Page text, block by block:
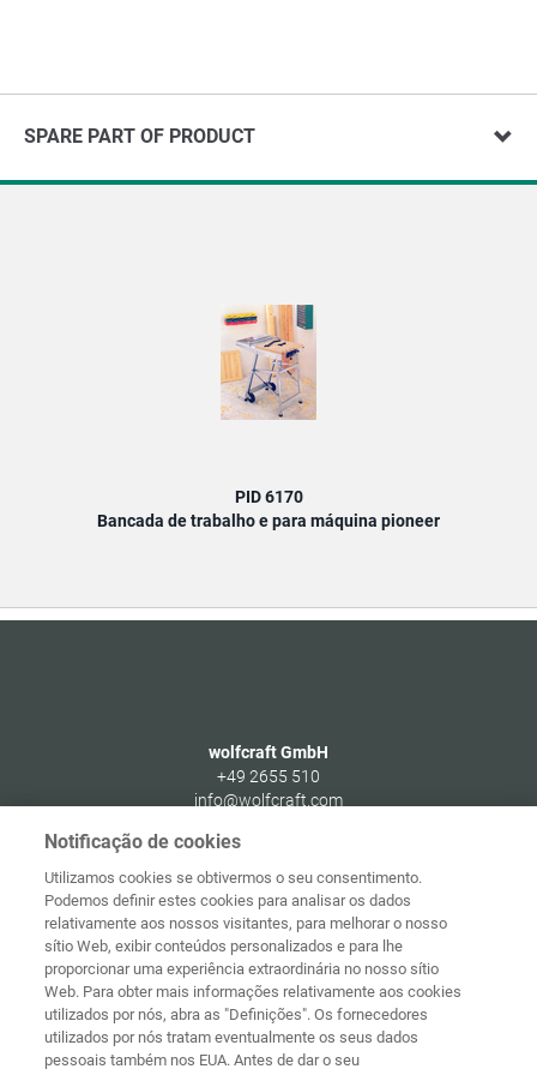
SPARE PART OF PRODUCT
PID 6170
Bancada de trabalho e para máquina pioneer
wolfcraft GmbH
+49 2655 510
info@wolfcraft.com
Wolffstraße 1
Germany
Página
principal Contacto Aviso legal
Proteção de
Notificação de cookies
Utilizamos cookies se obtivermos o seu consentimento.
Podemos definir estes cookies para analisar os dados
relativamente aos nossos visitantes, para melhorar o nosso
sítio Web, exibir conteúdos personalizados e para lhe
proporcionar uma experiência extraordinária no nosso sítio
Web. Para obter mais informações relativamente aos cookies
utilizados por nós, abra as "Definições". Os fornecedores
utilizados por nós tratam eventualmente os seus dados
pessoais também nos EUA. Antes de dar o seu